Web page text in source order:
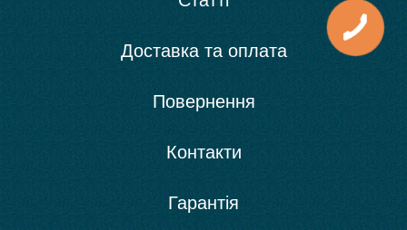
Доставка та оплата
Повернення
Контакти
Гарантія